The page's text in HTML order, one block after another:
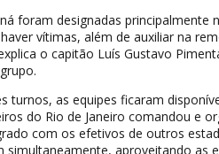
foram designadas
vítimas, além de auxiliar na
o capitão Luís Gustavo
turnos, as equipes ficaram
do Rio de Janeiro comandou e
com os efetivos de outros
simultaneamente, aproveitando as